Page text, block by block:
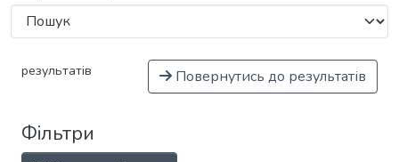
результатів Повернутись до результатів
Фільтри